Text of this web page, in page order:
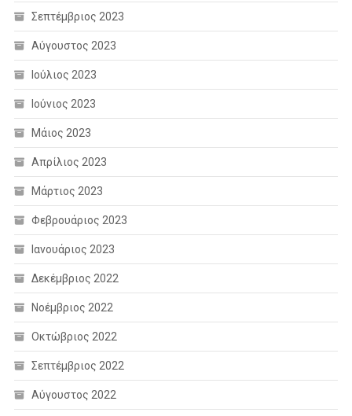
Σεπτέμβριος 2023
Αύγουστος 2023
Ιούλιος 2023
Ιούνιος 2023
Μάιος 2023
Απρίλιος 2023
Μάρτιος 2023
Φεβρουάριος 2023
Ιανουάριος 2023
Δεκέμβριος 2022
Νοέμβριος 2022
Οκτώβριος 2022
Σεπτέμβριος 2022
Αύγουστος 2022